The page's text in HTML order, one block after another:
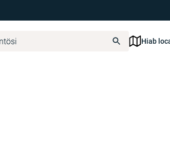
Hiab